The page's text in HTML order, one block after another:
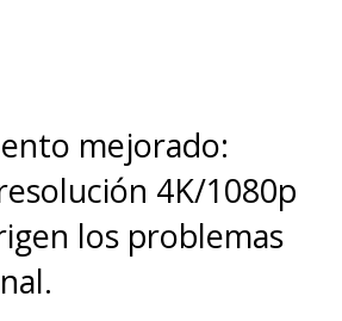
elevada.
se vuelven
el equipo
máximo
siendo
para quienes
mejorado:
4K/1080p
los problemas